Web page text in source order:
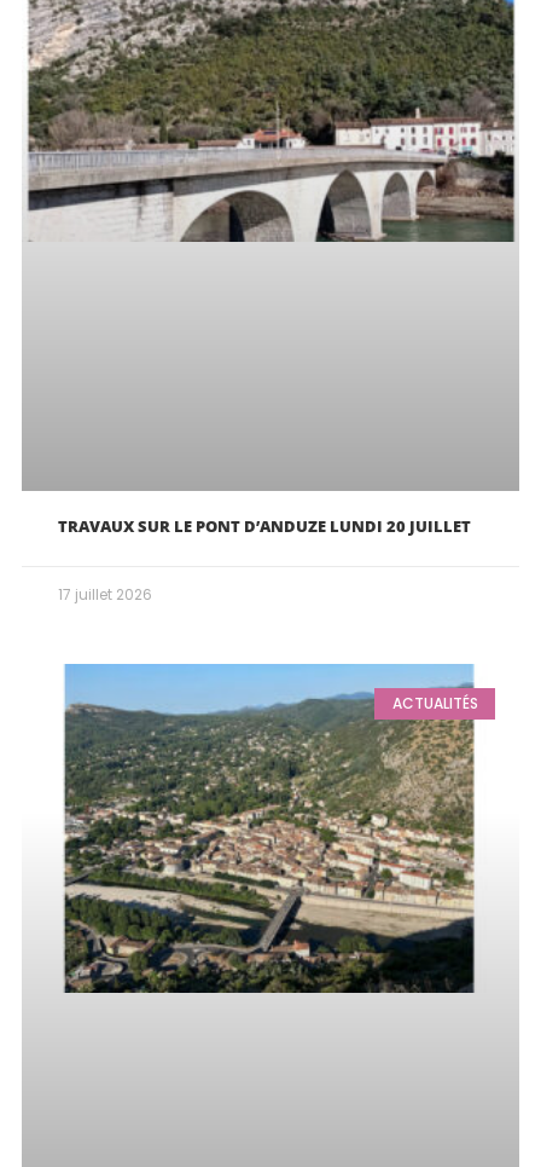
TRAVAUX SUR LE PONT D’ANDUZE LUNDI 20 JUILLET
17 juillet 2026
ACTUALITÉS